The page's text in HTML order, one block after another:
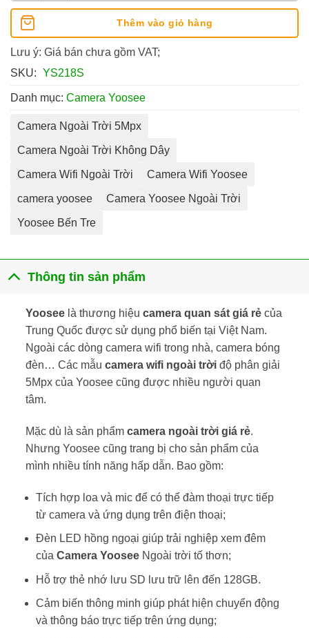
Thêm vào giỏ hàng
Lưu ý: Giá bán chưa gồm VAT;
SKU: YS218S
Danh mục: Camera Yoosee
Camera Ngoài Trời 5Mpx
Camera Ngoài Trời Không Dây
Camera Wifi Ngoài Trời Camera Wifi Yoosee
camera yoosee Camera Yoosee Ngoài Trời
Yoosee Bến Tre
Thông tin sản phẩm
Yooseelà thương hiệu camera quan sát giá rẻ của
Trung Quốc được sử dụng phổ biến tại Việt Nam.
Ngoài các dòng camera wifi trong nhà, camera bóng
đèn… Các mẫu camera wifi ngoài trờiđộ phân giải
5Mpx của Yoosee cũng được nhiều người quan
tâm.
Mặc dù là sản phẩm camera ngoài trời giá rẻ.
Nhưng Yoosee cũng trang bị cho sản phẩm của
mình nhiều tính năng hấp dẫn. Bao gồm:
Tích hợp loa và mic để có thể đàm thoại trực tiếp
từ camera và ứng dụng trên điện thoại;
Đèn LED hồng ngoại giúp trải nghiệp xem đêm
của Camera YooseeNgoài trời tố thơn;
Hỗ trợ thẻ nhớ lưu SD lưu trữ lên đến 128GB.
Cảm biến thông minh giúp phát hiện chuyển động
và thông báo trực tiếp trên ứng dụng;